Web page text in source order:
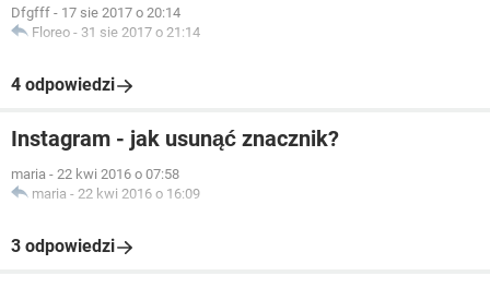
Dfgfff - 17 sie 2017 o 20:14
Floreo - 31 sie 2017 o 21:14
4 odpowiedzi
Instagram - jak usunąć znacznik?
maria - 22 kwi 2016 o 07:58
maria - 22 kwi 2016 o 16:09
3 odpowiedzi